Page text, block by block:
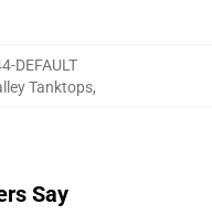
DEFAULT
Tanktops,
Say